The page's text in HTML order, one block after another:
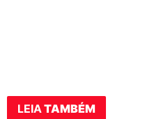
LEIATAMBÉM